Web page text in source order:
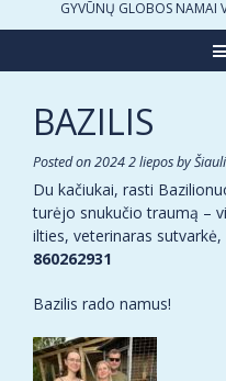
GYVŪNŲ GLOBOS NAMAI
BAZILIS
Posted on2024 2 lieposby
Du kačiukai, rasti
turėjo snukučio traumą –
ilties, veterinaras
860262931
Bazilis rado namus!